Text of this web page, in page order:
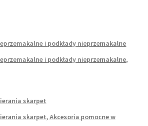
i podkłady nieprzemakalne
i podkłady nieprzemakalne,
skarpet
skarpet, Akcesoria pomocne w